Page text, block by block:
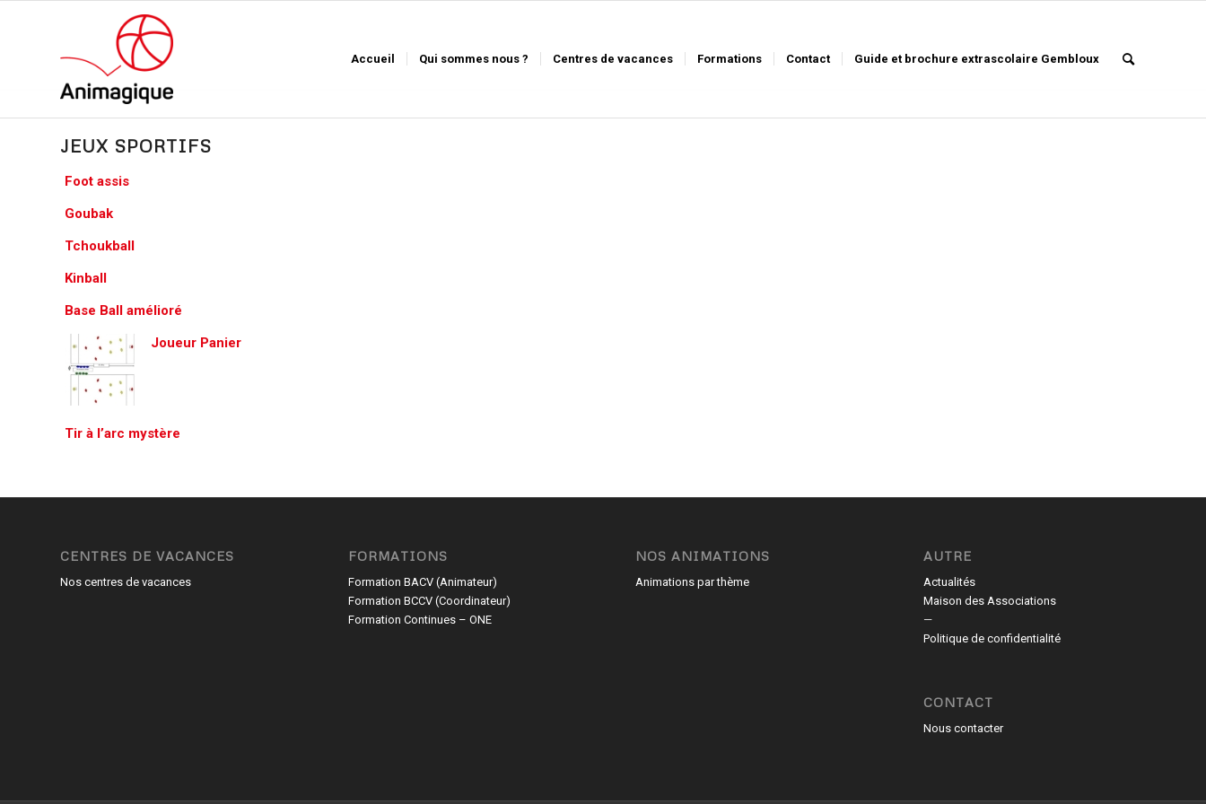
Accueil Qui sommes nous ? Centres de vacances Formations Contact Guide et brochure extrascolaire Gembloux
JEUX SPORTIFS
Foot assis
Goubak
Tchoukball
Kinball
Base Ball amélioré
Joueur Panier
Tir à l’arc mystère
CENTRES DE VACANCES
Nos centres de vacances
FORMATIONS
Formation BACV (Animateur)
Formation BCCV (Coordinateur)
Formation Continues – ONE
NOS ANIMATIONS
Animations par thème
AUTRE
Actualités
Maison des Associations
—
Politique de confidentialité
CONTACT
Nous contacter